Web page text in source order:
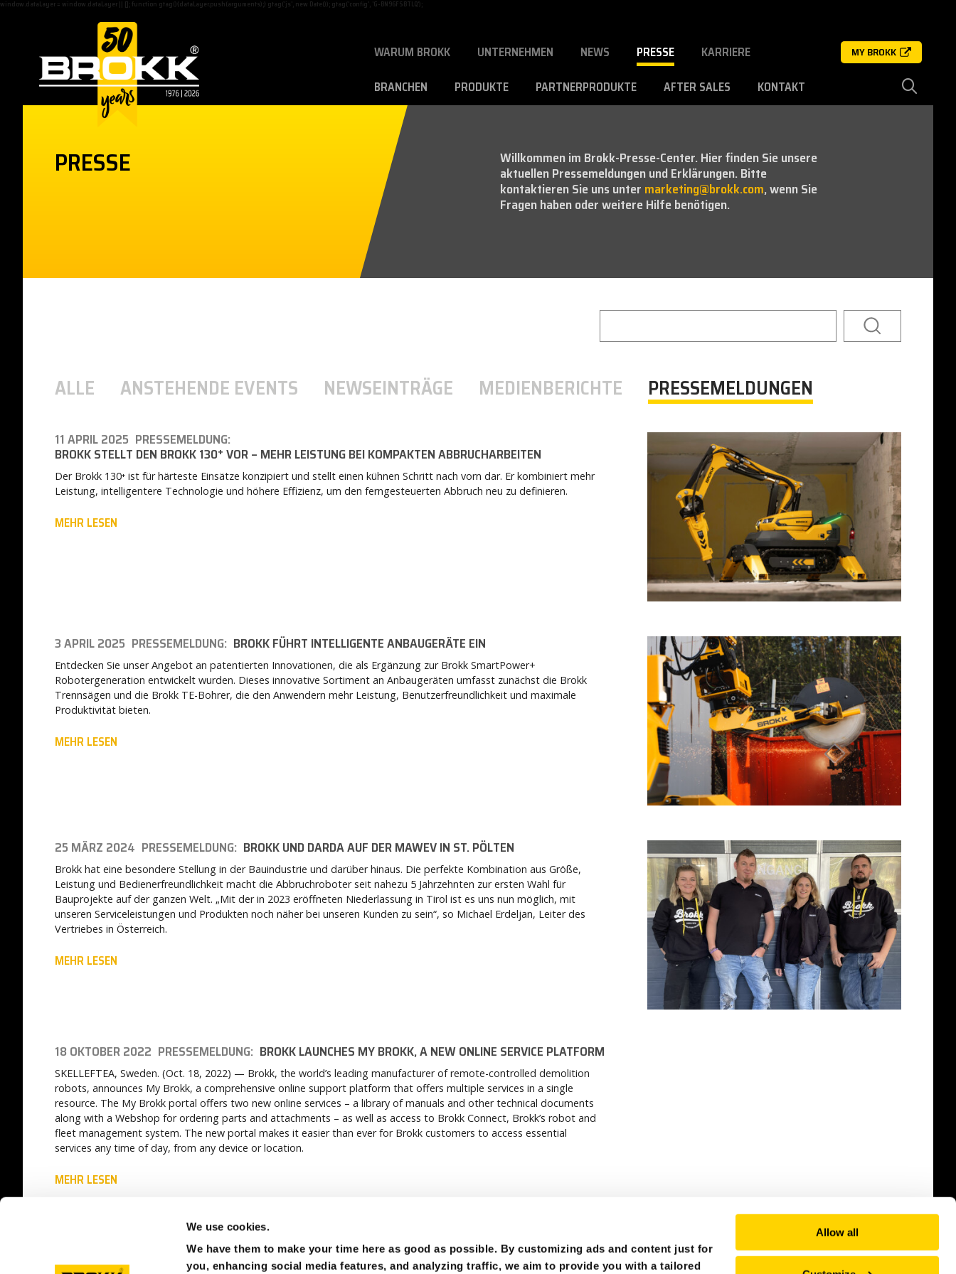
We use cookies.
We have them to make your time here as good as possible. By customizing ads and content just for
you, enhancing social media features, and analyzing traffic, we aim to provide you with a tailored
Allow all
window.dataLayer = window.dataLayer || []; function gtag(){dataLayer.push(arguments);} gtag('js', new Date()); gtag('config', 'G-BN96FSBTLQ');
WARUM BROKK UNTERNEHMEN NEWS PRESSE KARRIERE MY BROKK
BRANCHEN PRODUKTE PARTNERPRODUKTE AFTER SALES KONTAKT
PRESSE Willkommen im Brokk-Presse-Center. Hier finden Sie unsere
aktuellen Pressemeldungen und Erklärungen. Bitte
kontaktieren Sie uns unter marketing@brokk.com, wenn Sie
Fragen haben oder weitere Hilfe benötigen.
ALLE ANSTEHENDE EVENTS NEWSEINTRÄGE MEDIENBERICHTE PRESSEMELDUNGEN
11 APRIL 2025 PRESSEMELDUNG:
BROKK STELLT DEN BROKK 130⁺ VOR – MEHR LEISTUNG BEI KOMPAKTEN ABBRUCHARBEITEN
Der Brokk 130⁺ ist für härteste Einsätze konzipiert und stellt einen kühnen Schritt nach vorn dar. Er kombiniert mehr
Leistung, intelligentere Technologie und höhere Effizienz, um den ferngesteuerten Abbruch neu zu definieren.
MEHR LESEN
3 APRIL 2025 PRESSEMELDUNG: BROKK FÜHRT INTELLIGENTE ANBAUGERÄTE EIN
Entdecken Sie unser Angebot an patentierten Innovationen, die als Ergänzung zur Brokk SmartPower+
Robotergeneration entwickelt wurden. Dieses innovative Sortiment an Anbaugeräten umfasst zunächst die Brokk
Trennsägen und die Brokk TE-Bohrer, die den Anwendern mehr Leistung, Benutzerfreundlichkeit und maximale
Produktivität bieten.
MEHR LESEN
25 MÄRZ 2024 PRESSEMELDUNG: BROKK UND DARDA AUF DER MAWEV IN ST. PÖLTEN
Brokk hat eine besondere Stellung in der Bauindustrie und darüber hinaus. Die perfekte Kombination aus Größe,
Leistung und Bedienerfreundlichkeit macht die Abbruchroboter seit nahezu 5 Jahrzehnten zur ersten Wahl für
Bauprojekte auf der ganzen Welt. „Mit der in 2023 eröffneten Niederlassung in Tirol ist es uns nun möglich, mit
unseren Serviceleistungen und Produkten noch näher bei unseren Kunden zu sein“, so Michael Erdeljan, Leiter des
Vertriebes in Österreich.
MEHR LESEN
18 OKTOBER 2022 PRESSEMELDUNG: BROKK LAUNCHES MY BROKK, A NEW ONLINE SERVICE PLATFORM
SKELLEFTEA, Sweden. (Oct. 18, 2022) — Brokk, the world’s leading manufacturer of remote-controlled demolition
robots, announces My Brokk, a comprehensive online support platform that offers multiple services in a single
resource. The My Brokk portal offers two new online services – a library of manuals and other technical documents
along with a Webshop for ordering parts and attachments – as well as access to Brokk Connect, Brokk’s robot and
fleet management system. The new portal makes it easier than ever for Brokk customers to access essential
services any time of day, from any device or location.
MEHR LESEN